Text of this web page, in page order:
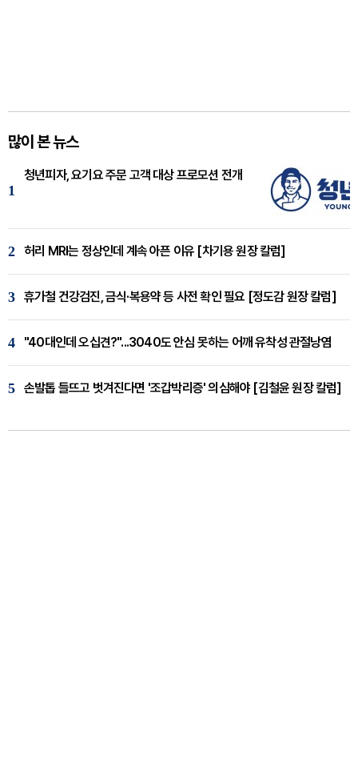
많이 본 뉴스
1
청년피자, 요기요 주문 고객 대상 프로모션 전개
2 허리 MRI는 정상인데 계속 아픈 이유 [차기용 원장 칼럼]
3 휴가철 건강검진, 금식·복용약 등 사전 확인 필요 [정도감 원장 칼럼]
4 "40대인데 오십견?"...3040도 안심 못하는 어깨 유착성 관절낭염
5 손발톱 들뜨고 벗겨진다면 '조갑박리증' 의심해야 [김철윤 원장 칼럼]